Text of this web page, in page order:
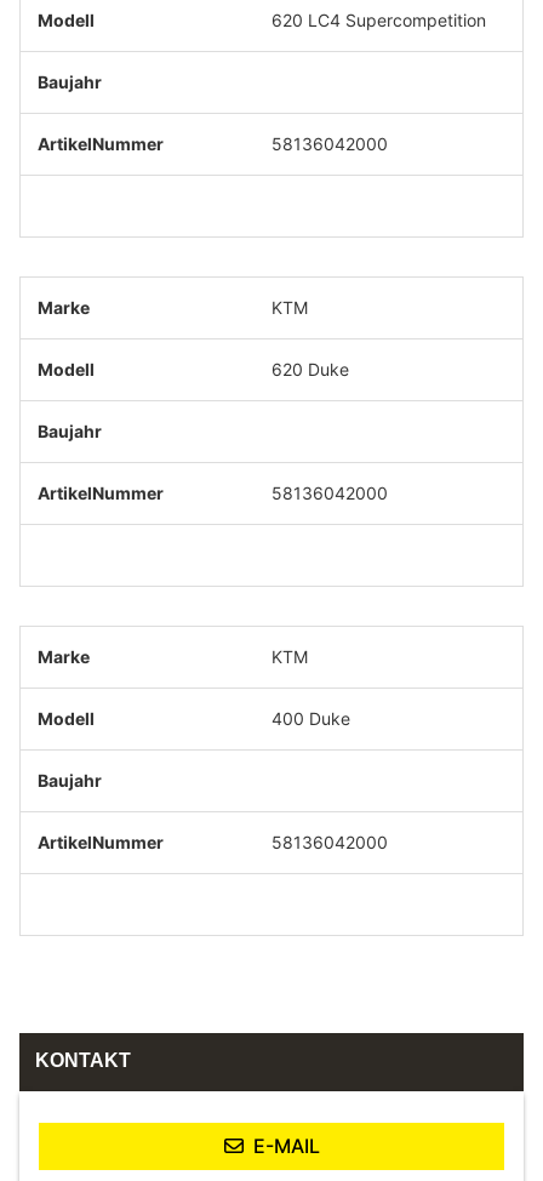
620 LC4 Supercompetition
58136042000
KTM
620 Duke
58136042000
KTM
400 Duke
58136042000
KONTAKT
E-MAIL